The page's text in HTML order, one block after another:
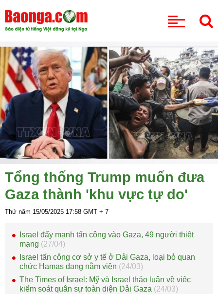
Tổng thống Trump muốn đưa
Gaza thành 'khu vực tự do'
Thứ năm 15/05/2025 17:58 GMT + 7
Israel đẩy mạnh tấn công vào Gaza, 49 người thiệt
mạng (27/04)
Israel tấn công cơ sở y tế ở Dải Gaza, loại bỏ quan
chức Hamas đang nằm viện (24/03)
The Times of Israel: Mỹ và Israel thảo luận về việc
kiểm soát quân sự toàn diện Dải Gaza (24/03)